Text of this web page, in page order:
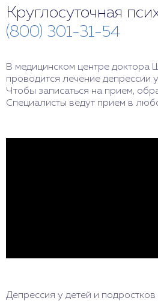
Круглосуточная
(800) 301-31-54
В медицинском центре доктора
проводится лечение депрессии
Чтобы записаться на прием,
Специалисты ведут прием в
Депрессия у детей и